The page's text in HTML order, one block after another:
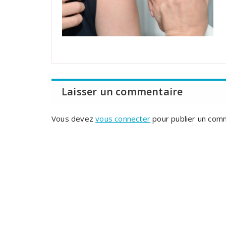
Laisser un commentaire
Vous devezvous connecter pour publier un